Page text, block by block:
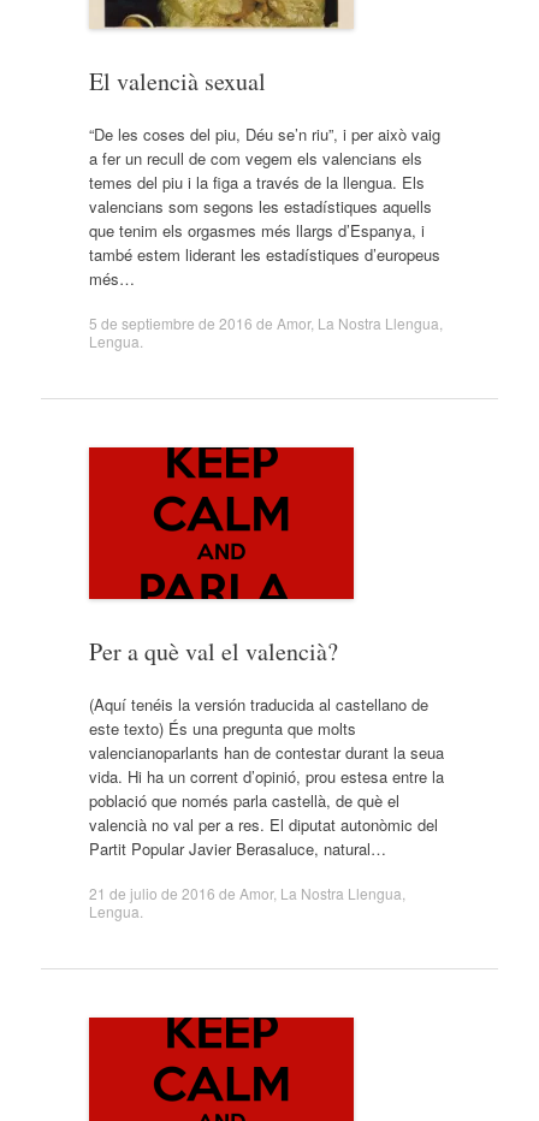
El valencià sexual
“De les coses del piu, Déu se’n riu”, i per això vaig
a fer un recull de com vegem els valencians els
temes del piu i la figa a través de la llengua. Els
valencians som segons les estadístiques aquells
que tenim els orgasmes més llargs d’Espanya, i
també estem liderant les estadístiques d’europeus
més…
5 de septiembre de 2016 de Amor, La Nostra Llengua
Lengua
Per a què val el valencià?
(Aquí tenéis la versión traducida al castellano de
este texto) És una pregunta que molts
valencianoparlants han de contestar durant la seua
vida. Hi ha un corrent d’opinió, prou estesa entre la
població que només parla castellà, de què el
valencià no val per a res. El diputat autonòmic del
Partit Popular Javier Berasaluce, natural…
21 de julio de 2016 de Amor, La Nostra Llengua
Lengua